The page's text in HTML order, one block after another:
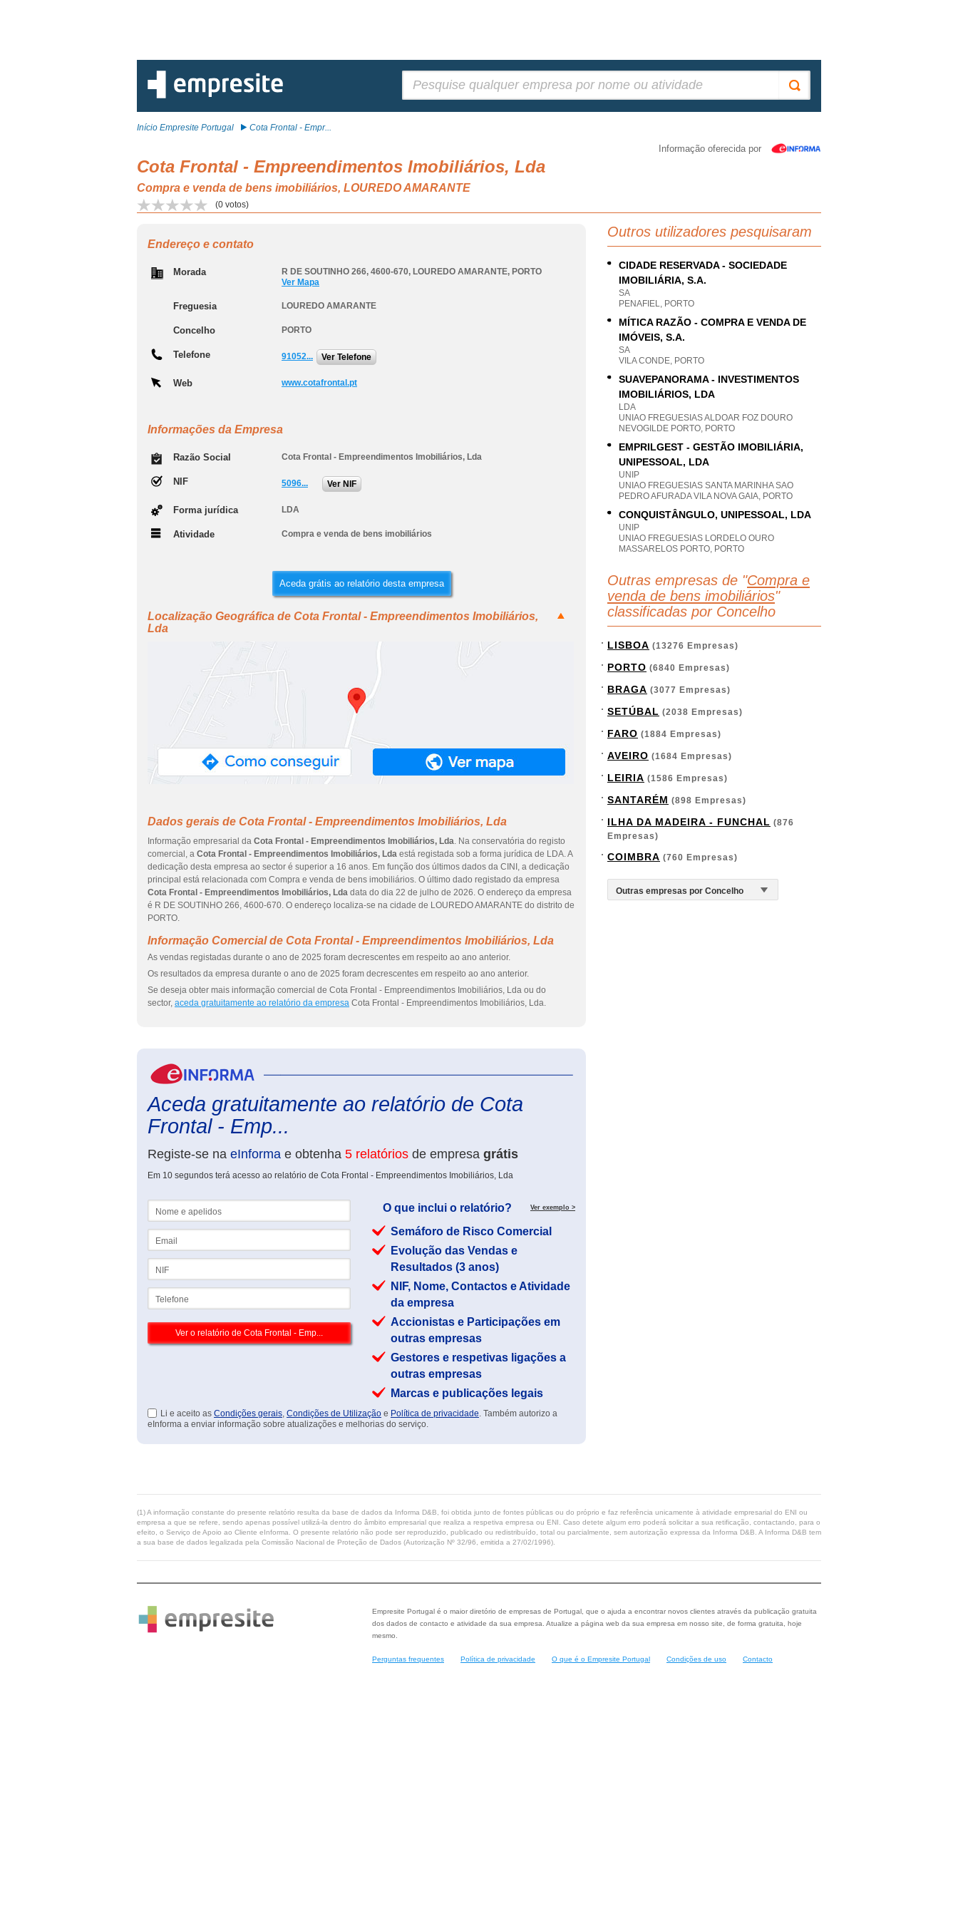
Início Empresite Portugal Cota Frontal - Empr...
Informação oferecida por
Cota Frontal - Empreendimentos Imobiliários, Lda
Compra e venda de bens imobiliários, LOUREDO AMARANTE
(0 votos)
Endereço e contato
Morada R DE SOUTINHO 266, 4600-670, LOUREDO AMARANTE, PORTO
Ver Mapa
Freguesia LOUREDO AMARANTE
Concelho PORTO
Telefone 91052... Ver Telefone
Web www.cotafrontal.pt
Informações da Empresa
Razão Social Cota Frontal - Empreendimentos Imobiliários, Lda
NIF 5096... Ver NIF
Forma jurídica LDA
Atividade Compra e venda de bens imobiliários
Aceda grátis ao relatório desta empresa
Localização Geográfica de Cota Frontal - Empreendimentos Imobiliários,
Lda
Dados gerais de Cota Frontal - Empreendimentos Imobiliários, Lda
Informação empresarial da Cota Frontal - Empreendimentos Imobiliários, Lda. Na conservatória do registo
comercial, a Cota Frontal - Empreendimentos Imobiliários, Lda está registada sob a forma jurídica de LDA. A
dedicação desta empresa ao sector é superior a 16 anos. Em função dos últimos dados da CINI, a dedicação
principal está relacionada com Compra e venda de bens imobiliários. O último dado registado da empresa
Cota Frontal - Empreendimentos Imobiliários, Lda data do dia 22 de julho de 2026. O endereço da empresa
é R DE SOUTINHO 266, 4600-670. O endereço localiza-se na cidade de LOUREDO AMARANTE do distrito de
PORTO.
Informação Comercial de Cota Frontal - Empreendimentos Imobiliários, Lda
As vendas registadas durante o ano de 2025 foram decrescentes em respeito ao ano anterior.
Os resultados da empresa durante o ano de 2025 foram decrescentes em respeito ao ano anterior.
Se deseja obter mais informação comercial de Cota Frontal - Empreendimentos Imobiliários, Lda ou do
sector, aceda gratuitamente ao relatório da empresa Cota Frontal - Empreendimentos Imobiliários, Lda.
Aceda gratuitamente ao relatório de Cota
Frontal - Emp...
Registe-se na eInforma e obtenha 5 relatórios de empresa grátis
Em 10 segundos terá acesso ao relatório de Cota Frontal - Empreendimentos Imobiliários, Lda
O que inclui o relatório? Ver exemplo >
Semáforo de Risco Comercial
Evolução das Vendas e
Resultados (3 anos)
NIF, Nome, Contactos e Atividade
da empresa
Accionistas e Participações em
outras empresas
Gestores e respetivas ligações a
outras empresas
Marcas e publicações legais
Li e aceito as Condições gerais, Condições de Utilização e Política de privacidade. Também autorizo a
eInforma a enviar informação sobre atualizações e melhorias do serviço.
Outros utilizadores pesquisaram
CIDADE RESERVADA - SOCIEDADE
IMOBILIÁRIA, S.A.
SA
PENAFIEL, PORTO
MÍTICA RAZÃO - COMPRA E VENDA DE
IMÓVEIS, S.A.
SA
VILA CONDE, PORTO
SUAVEPANORAMA - INVESTIMENTOS
IMOBILIÁRIOS, LDA
LDA
UNIAO FREGUESIAS ALDOAR FOZ DOURO
NEVOGILDE PORTO, PORTO
EMPRILGEST - GESTÃO IMOBILIÁRIA,
UNIPESSOAL, LDA
UNIP
UNIAO FREGUESIAS SANTA MARINHA SAO
PEDRO AFURADA VILA NOVA GAIA, PORTO
CONQUISTÂNGULO, UNIPESSOAL, LDA
UNIP
UNIAO FREGUESIAS LORDELO OURO
MASSARELOS PORTO, PORTO
Outras empresas de "Compra e
venda de bens imobiliários"
classificadas por Concelho
LISBOA (13276 Empresas)
PORTO (6840 Empresas)
BRAGA (3077 Empresas)
SETÚBAL (2038 Empresas)
FARO (1884 Empresas)
AVEIRO (1684 Empresas)
LEIRIA (1586 Empresas)
SANTARÉM (898 Empresas)
ILHA DA MADEIRA - FUNCHAL (876
Empresas)
COIMBRA (760 Empresas)
(1) A informação constante do presente relatório resulta da base de dados da Informa D&B, foi obtida junto de fontes públicas ou do próprio e faz referência unicamente à atividade empresarial do ENI ou
empresa a que se refere, sendo apenas possível utilizá-la dentro do âmbito empresarial que realiza a respetiva empresa ou ENI. Caso detete algum erro poderá solicitar a sua retificação, contactando, para o
efeito, o Serviço de Apoio ao Cliente eInforma. O presente relatório não pode ser reproduzido, publicado ou redistribuído, total ou parcialmente, sem autorização expressa da Informa D&B. A Informa D&B tem
a sua base de dados legalizada pela Comissão Nacional de Proteção de Dados (Autorização Nº 32/96, emitida a 27/02/1996).
Empresite Portugal é o maior diretório de empresas de Portugal, que o ajuda a encontrar novos clientes através da publicação gratuita
dos dados de contacto e atividade da sua empresa. Atualize a página web da sua empresa em nosso site, de forma gratuita, hoje
mesmo.
Perguntas frequentes Política de privacidade O que é o Empresite Portugal Condições de uso Contacto